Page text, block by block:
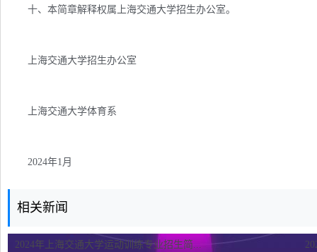
十、本简章解释权属上海交通大学招生办公室。
上海交通大学招生办公室
上海交通大学体育系
2024年1月
相关新闻
2024年上海交通大学运动训练专业招生简...